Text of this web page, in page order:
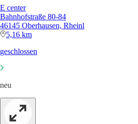
E center
Bahnhofstraße 80-84
46145 Oberhausen, Rheinl
5,16 km
geschlossen
neu